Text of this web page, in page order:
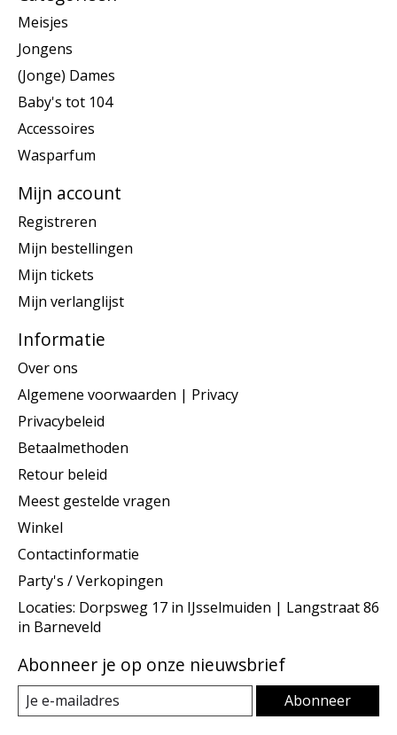
Meisjes
Jongens
(Jonge) Dames
Baby's tot 104
Accessoires
Wasparfum
Mijn account
Registreren
Mijn bestellingen
Mijn tickets
Mijn verlanglijst
Informatie
Over ons
Algemene voorwaarden | Privacy
Privacybeleid
Betaalmethoden
Retour beleid
Meest gestelde vragen
Winkel
Contactinformatie
Party's / Verkopingen
Locaties: Dorpsweg 17 in IJsselmuiden | Langstraat 86
in Barneveld
Abonneer je op onze nieuwsbrief
Abonneer